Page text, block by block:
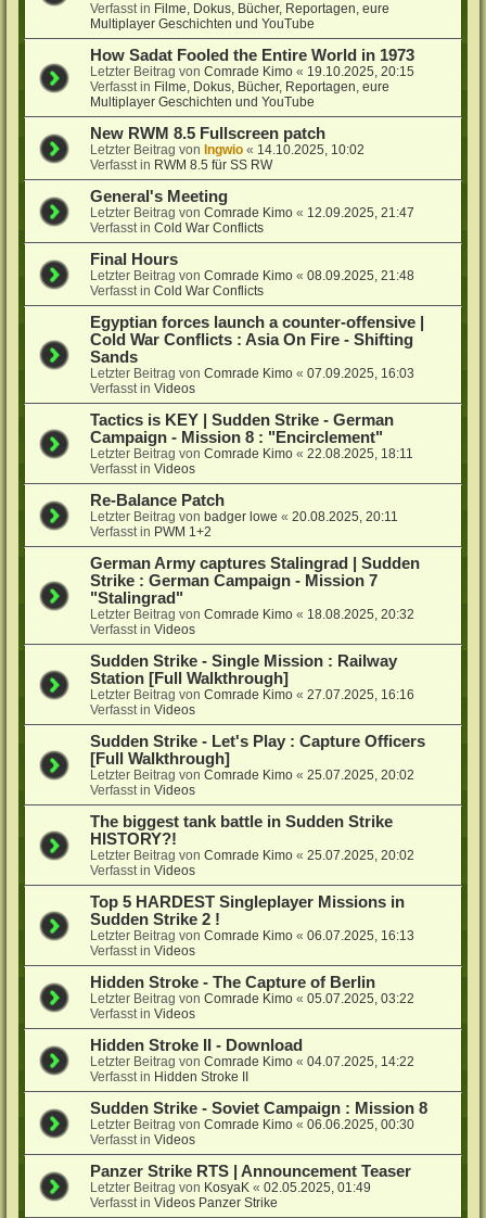
Verfasst in Filme, Dokus, Bücher, Reportagen, eure
Multiplayer Geschichten und YouTube
How Sadat Fooled the Entire World in 1973
Letzter Beitrag vonComrade Kimo « 19.10.2025, 20:15
Verfasst in Filme, Dokus, Bücher, Reportagen, eure
Multiplayer Geschichten und YouTube
New RWM 8.5 Fullscreen patch
Letzter Beitrag vonIngwio « 14.10.2025, 10:02
Verfasst in RWM 8.5 für SS RW
General's Meeting
Letzter Beitrag vonComrade Kimo « 12.09.2025, 21:47
Verfasst inCold War Conflicts
Final Hours
Letzter Beitrag vonComrade Kimo «08.09.2025, 21:48
Verfasst inCold War Conflicts
Egyptian forces launch a counter-offensive |
Cold War Conflicts : Asia On Fire - Shifting
Sands
Letzter Beitrag vonComrade Kimo «07.09.2025, 16:03
Verfasst inVideos
Tactics is KEY | Sudden Strike - German
Campaign - Mission 8 : "Encirclement"
Letzter Beitrag vonComrade Kimo «22.08.2025, 18:11
Verfasst inVideos
Re-Balance Patch
Letzter Beitrag vonbadger lowe «20.08.2025, 20:11
Verfasst in PWM 1+2
German Army captures Stalingrad | Sudden
Strike : German Campaign - Mission 7
"Stalingrad"
Letzter Beitrag vonComrade Kimo « 18.08.2025, 20:32
Verfasst inVideos
Sudden Strike - Single Mission : Railway
Station [Full Walkthrough]
Letzter Beitrag vonComrade Kimo «27.07.2025, 16:16
Verfasst inVideos
Sudden Strike - Let's Play : Capture Officers
[Full Walkthrough]
Letzter Beitrag vonComrade Kimo «25.07.2025, 20:02
Verfasst inVideos
The biggest tank battle in Sudden Strike
HISTORY?!
Letzter Beitrag vonComrade Kimo «25.07.2025, 20:02
Verfasst inVideos
Top 5 HARDEST Singleplayer Missions in
Sudden Strike 2 !
Letzter Beitrag vonComrade Kimo «06.07.2025, 16:13
Verfasst inVideos
Hidden Stroke - The Capture of Berlin
Letzter Beitrag vonComrade Kimo «05.07.2025, 03:22
Verfasst inVideos
Hidden Stroke II - Download
Letzter Beitrag vonComrade Kimo «04.07.2025, 14:22
Verfasst in Hidden Stroke II
Sudden Strike - Soviet Campaign : Mission 8
Letzter Beitrag vonComrade Kimo «06.06.2025, 00:30
Verfasst inVideos
Panzer Strike RTS | Announcement Teaser
Letzter Beitrag von KosyaK «02.05.2025, 01:49
Verfasst inVideos Panzer Strike